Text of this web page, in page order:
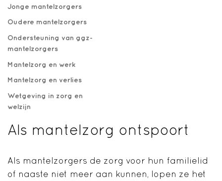
Jonge mantelzorgers
Oudere mantelzorgers
Ondersteuning van ggz-
mantelzorgers
Mantelzorg en werk
Mantelzorg en verlies
Wetgeving in zorg en
welzijn
Als mantelzorg ontspoort
Als mantelzorgers de zorg voor hun familielid
of naaste niet meer aan kunnen, lopen ze het